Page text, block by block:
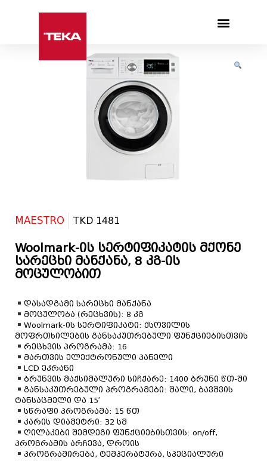
MAESTRO TKD 1481
Woolmark-ის სერტიფიკატის მქონე
სარეცხი მანქანა, 8 კგ-ის
მოცულობით
დასადგამი სარეცხი მანქანა
მოცულობა (რეცხვის): 8 კგ
Woolmark-ის სერტიფიკატი: ქსოვილის
მოფრთხილების განსაკუთრებული ფუნქციებისთვის
რეცხვის პროგრამა: 16
მართვის ელექტრონული პანელი
LCD ეკრანი
ბრუნვის მაქსიმალური სიჩქარე: 1400 ბრუნი წთ-ში
განსაკუთრებული პროგრამები: შალი, ბავშვის
ტანსაცმელი და 15′
სწრაფი პროგრამა: 15 წთ
კარის დიამეტრი: 32 სმ
ღილაკები შემდეგი ფუნქციებისთვის: on/off,
პროგრამის არჩევა, დროის
პროგრამირება, ტემპერატურა, სპეციალური